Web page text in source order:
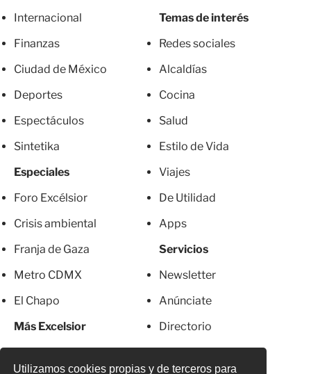
Utilizamos cookies propias y de terceros para
Internacional
Finanzas
Ciudad de México
Deportes
Espectáculos
Sintetika
Especiales
Foro Excélsior
Crisis ambiental
Franja de Gaza
Metro CDMX
El Chapo
Más Excelsior
Temas de interés
Redes sociales
Alcaldías
Cocina
Salud
Estilo de Vida
Viajes
De Utilidad
Apps
Servicios
Newsletter
Anúnciate
Directorio